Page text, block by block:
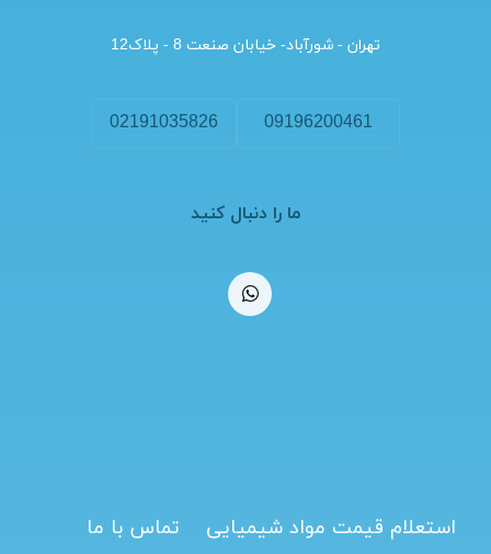
تهران - شورآباد- خیابان صنعت 8 - پلاک12
09196200461
02191035826
ما را دنبال کنید
استعلام قیمت مواد شیمیایی تماس با ما